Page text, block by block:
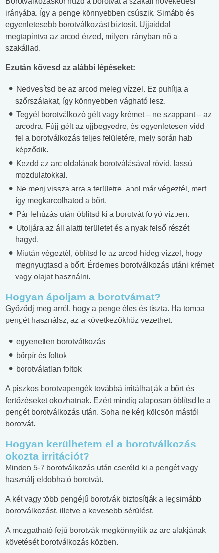
irányába. Így a penge könnyebben csúszik. Simább és
egyenletesebb borotválkozást biztosít. Ujjaiddal
megtapintva az arcod érzed, milyen irányban nő a
szakállad.
Ezután kövesd az alábbi lépéseket:
Nedvesítsd be az arcod meleg vízzel. Ez puhítja a
szőrszálakat, így könnyebben vágható lesz.
Tegyél borotválkozó gélt vagy krémet – ne szappant – az
arcodra. Fújj gélt az ujjbegyedre, és egyenletesen vidd
fel a borotválkozás teljes felületére, mely során hab
képződik.
Kezdd az arc oldalának borotválásával rövid, lassú
mozdulatokkal.
Ne menj vissza arra a területre, ahol már végeztél, mert
így megkarcolhatod a bőrt.
Pár lehúzás után öblítsd ki a borotvát folyó vízben.
Utoljára az áll alatti területet és a nyak felső részét
hagyd.
Miután végeztél, öblítsd le az arcod hideg vízzel, hogy
megnyugtasd a bőrt. Érdemes borotválkozás utáni krémet
vagy olajat használni.
Hogyan ápoljam a borotvámat?
Győződj meg arról, hogy a penge éles és tiszta. Ha tompa
pengét használsz, az a következőkhöz vezethet:
egyenetlen borotválkozás
bőrpír és foltok
borotválatlan foltok
A piszkos borotvapengék továbbá irritálhatják a bőrt és
fertőzéseket okozhatnak. Ezért mindig alaposan öblítsd le a
pengét borotválkozás után. Soha ne kérj kölcsön mástól
borotvát.
Hogyan kerülhetem el a borotválkozás
okozta irritációt?
Minden 5-7 borotválkozás után cseréld ki a pengét vagy
használj eldobható borotvát.
A két vagy több pengéjű borotvák biztosítják a legsimább
borotválkozást, illetve a kevesebb sérülést.
A mozgatható fejű borotvák megkönnyítik az arc alakjának
követését borotválkozás közben.